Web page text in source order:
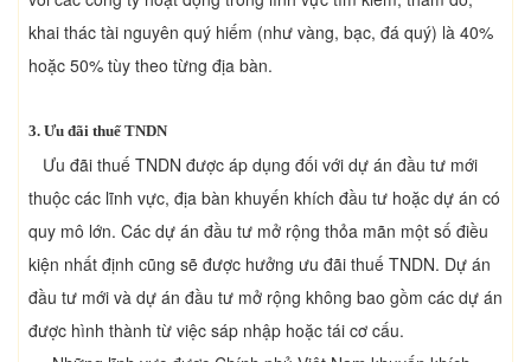
khai thác tài nguyên quý hiếm (như vàng, bạc, đá quý) là 40%
hoặc 50% tùy theo từng địa bàn.
3. Ưu đãi thuế TNDN
Ưu đãi thuế TNDN được áp dụng đối với dự án đầu tư mới
thuộc các lĩnh vực, địa bàn khuyến khích đầu tư hoặc dự án có
quy mô lớn. Các dự án đầu tư mở rộng thỏa mãn một số điều
kiện nhất định cũng sẽ được hưởng ưu đãi thuế TNDN. Dự án
đầu tư mới và dự án đầu tư mở rộng không bao gồm các dự án
được hình thành từ việc sáp nhập hoặc tái cơ cấu.